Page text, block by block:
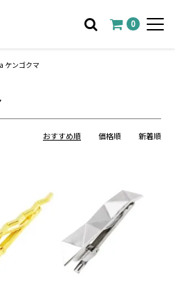
0
ケンゴクマ
おすすめ順 価格順 新着順